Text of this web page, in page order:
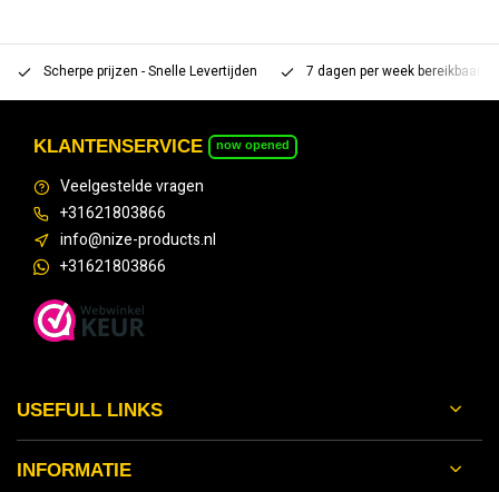
Scherpe prijzen - Snelle Levertijden 7 dagen per week bereikbaar
KLANTENSERVICE now opened
Veelgestelde vragen
+31621803866
info@nize-products.nl
+31621803866
USEFULL LINKS
INFORMATIE